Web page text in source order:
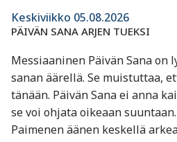
Keskiviikko 05.08.2026
PÄIVÄN SANA ARJEN TUEKSI
Messiaaninen Päivän Sana on
sanan äärellä. Se muistuttaa,
tänään. Päivän Sana ei anna
se voi ohjata oikeaan
Paimenen äänen keskellä